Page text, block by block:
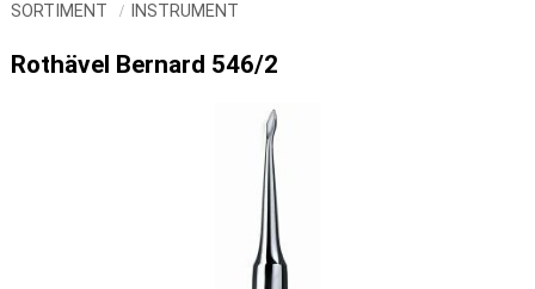
SORTIMENT INSTRUMENT
Rothävel Bernard 546/2